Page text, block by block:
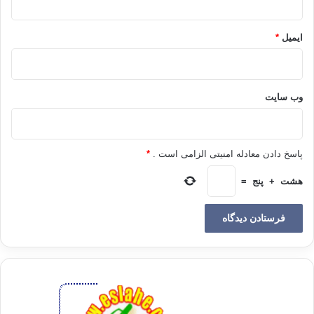
این قسمت شامل فرد غیبت کننده نیز می شود.
4. (مشاء بنمیم). یعنی کسی که بین مردم به قصد آنکه با سخن
رفت و آمد می کند.
5. (مناع للخیر). یعنی از رسیدن خیری به مردم و یا به اهلش
بسیار منع کننده است.
6. (معتد). کسی که از حدود الهی تجاوز می کند.
ایمیل *
وب‌ سایت
پاسخ دادن معادله امنیتی الزامی است . *
هشت + پنج =